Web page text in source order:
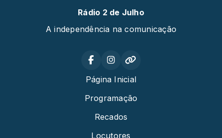
Rádio 2 de Julho
A independência na comunicação
Página Inicial
Programação
Recados
Locutores